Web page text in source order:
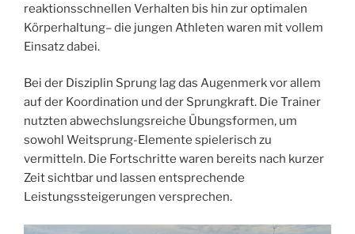
reaktionsschnellen Verhalten bis hin zur optimalen
Körperhaltung– die jungen Athleten waren mit vollem
Einsatz dabei.
Bei der Disziplin Sprung lag das Augenmerk vor allem
auf der Koordination und der Sprungkraft. Die Trainer
nutzten abwechslungsreiche Übungsformen, um
sowohl Weitsprung-Elemente spielerisch zu
vermitteln. Die Fortschritte waren bereits nach kurzer
Zeit sichtbar und lassen entsprechende
Leistungssteigerungen versprechen.